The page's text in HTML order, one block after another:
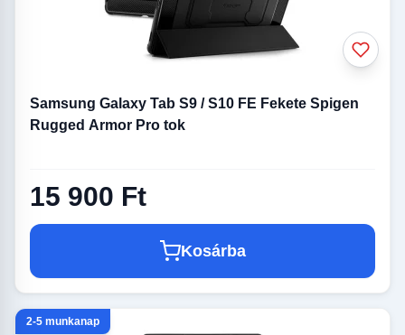
Samsung Galaxy Tab S9 / S10 FE Fekete Spigen
Rugged Armor Pro tok
15 900 Ft
Kosárba
2-5 munkanap